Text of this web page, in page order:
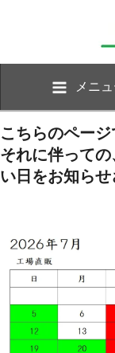
メニ
こちらのページ
それに伴って
い日をお知らせ